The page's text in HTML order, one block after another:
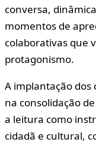
conversa,
momentos de
colaborativas que
protagonismo.
A implantação
na consolidação
a leitura como
cidadã e cultural,